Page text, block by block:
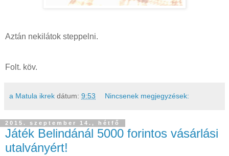
Aztán nekilátok steppelni.
Folt. köv.
a Matula ikrek dátum: 9:53 Nincsenek megjegyzések:
2015. szeptember 14., hétfő
Játék Belindánál 5000 forintos vásárlási
utalványért!